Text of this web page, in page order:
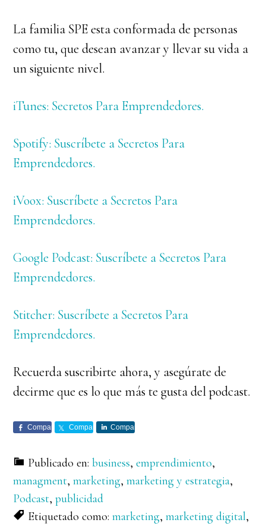
La familia SPE esta conformada de personas
como tu, que desean avanzar y llevar su vida a
un siguiente nivel.
iTunes: Secretos Para Emprendedores.
Spotify: Suscríbete a Secretos Para
Emprendedores.
iVoox: Suscríbete a Secretos Para
Emprendedores.
Google Podcast: Suscríbete a Secretos Para
Emprendedores.
Stitcher: Suscríbete a Secretos Para
Emprendedores.
Recuerda suscribirte ahora, y asegúrate de
decirme que es lo que más te gusta del podcast.
Comparte Comparte Comparte
Publicado en:business,emprendimiento,
managment,marketing,marketing y estrategia,
Podcast,publicidad
Etiquetado como:marketing,marketing digital,